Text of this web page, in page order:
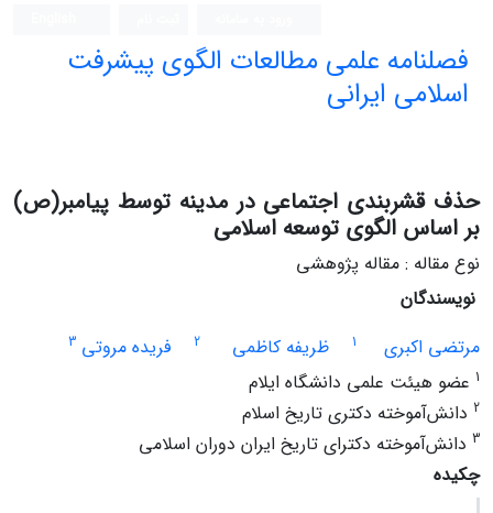
فصلنامه علمی مطالعات الگوی پیشرفت
اسلامی ایرانی
حذف قشربندی اجتماعی در مدینه توسط پیامبر(ص)
بر اساس الگوی توسعه اسلامی
نوع مقاله : مقاله پژوهشی
نویسندگان
مرتضی اکبری
1 ظریفه کاظمی 2 فریده مروتی 3
1 عضو هیئت علمی دانشگاه ایلام
2 دانش‌آموخته دکتری تاریخ اسلام
3 دانش‌آموخته دکترای تاریخ ایران دوران اسلامی
چکیده